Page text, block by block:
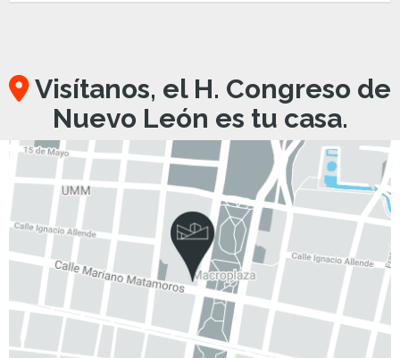
Visítanos, el H. Congreso de
Nuevo León es tu casa.